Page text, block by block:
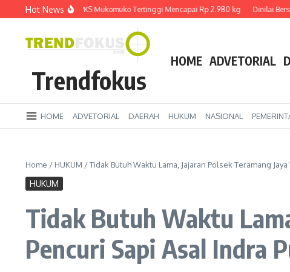
Lewati ke konten
Hot News
TBS Sawit di PKS Mukomuko Tertinggi Mencapai Rp 2.980 kg Dinilai Bersikap
Trendfokus
HOME ADVETORIAL
HOME ADVETORIAL DAERAH HUKUM NASIONAL
Home / HUKUM /Tidak Butuh Waktu Lama, Jajaran Polsek Teramang
HUKUM
Tidak Butuh Waktu
Pencuri Sapi Asal Indra